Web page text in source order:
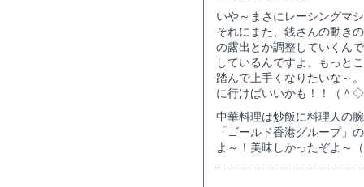
いや～まさにレーシングマ
それにまた、銭さんの動き
の露出とか調整していくん
しているんですよ。もっと
踏んで上手くなりたいな～
に行けばいいかも！！（＾
中華料理は炒飯に料理人の
「ゴールド香港グループ」
よ～！美味しかったぞよ～